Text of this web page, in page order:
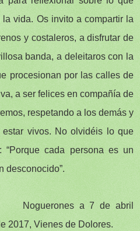
vida. Os invito a compartir la
y costaleros, a disfrutar de
banda, a deleitaros con la
procesionan por las calles de
a ser felices en compañía de
respetando a los demás y
vivos. No olvidéis lo que
“Porque cada persona es un
desconocido”.
Noguerones a 7 de abril
2017, Vienes de Dolores.